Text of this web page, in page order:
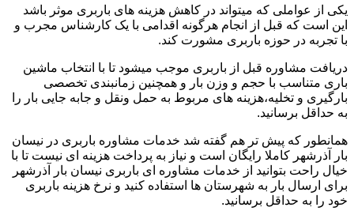
یکی از عواملی که میتواند در کاهش هزینه های باربری موثر باشد
این است که قبل از انجام هرگونه اقدامی با یک کارشناس مجرب و
با تجربه در حوزه باربری مشورت کند.
دریافت مشاوره قبل از باربری موجب میشود تا با انتخاب ماشین
باری متناسب با حجم و وزن بار و همچنین زمانبندی تخصصی
بارگیری و تخلیه،هزینه های مربوط به حمل ونقل و جابه جایی بار را
به حداقل برسانید.
همانطور که پیش تر هم گفته شد خدمات مشاوره باربری در نیسان
بار آذرشهر کاملا رایگان است و نیاز به پرداخت هزینه ای نیست تا با
خیال راحت بتوانید از خدمات مشاوره ای باربری نیسان بار آذرشهر
برای ارسال بار به شهرستان ها استفاده کنید و نرخ هزینه باربری
خود را به حداقل برسانید.